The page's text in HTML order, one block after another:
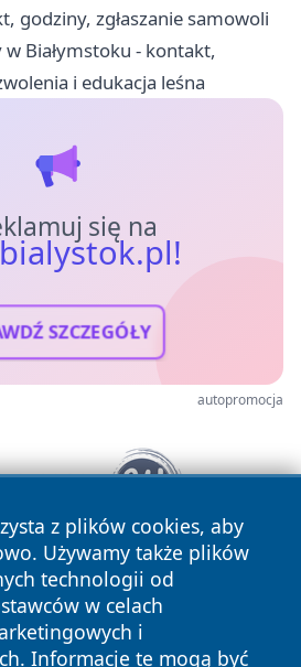
godziny, zgłaszanie samowoli
Białymstoku - kontakt,
i edukacja leśna
się na
SZCZEGÓŁY
autopromocja
z plików cookies, aby
Używamy także plików
technologii od
w celach
i
Informacje te mogą być